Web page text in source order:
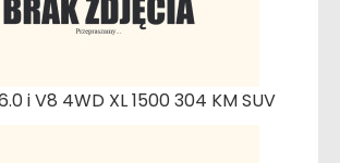
i V8 4WD XL 1500 304 KM SUV